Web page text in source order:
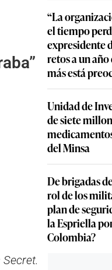
“La
el tiempo
expresidente
retos a un
más está
Unidad de
de siete
del Minsa
De brigadas
rol de los
plan de
la Espriella
Colombia?